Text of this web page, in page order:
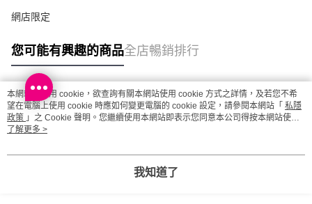
網店限定
您可能有興趣的商品全店暢銷排行
熱門標籤
熱銷排行
本網站中使用 cookie，欲查詢有關本網站使用 cookie 方式之詳情，及若您不希
望在電腦上使用 cookie 時應如何變更電腦的 cookie 設定，請參閱本網站「 私隱
政策 」之 Cookie 聲明。您繼續使用本網站即表示您同意本公司得按本網站使用
條款之 Cookie 聲明使用 cookie。
了解更多 >
我知道了